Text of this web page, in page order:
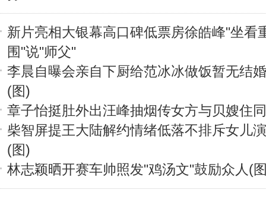
新片亮相大银幕高口碑低票房徐皓峰"坐看
围"说"师父"
李晨自曝会亲自下厨给范冰冰做饭暂无结
(图)
章子怡挺肚外出汪峰抽烟传女方与贝嫂住
柴智屏提王大陆解约情绪低落不排斥女儿
(图)
林志颖晒开赛车帅照发"鸡汤文"鼓励众人(